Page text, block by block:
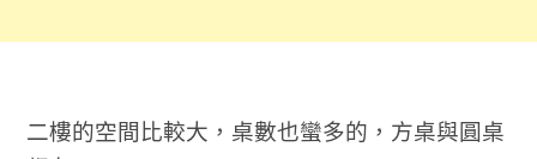
二樓的空間比較大，桌數也蠻多的，方桌與圓桌